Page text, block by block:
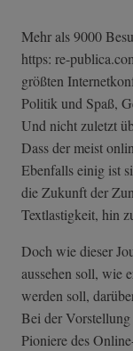
Mehr als 9000
https: re-
größten
Politik und Spaß,
Und nicht zuletzt
Dass der meist
Ebenfalls einig ist
die Zukunft der
Textlastigkeit, hin
Doch wie dieser
aussehen soll, wie
werden soll,
Bei der
Pioniere des